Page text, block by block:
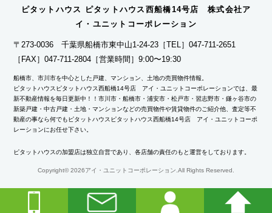
ピタットハウス ピタットハウス西船橋14号店 株式会社ア
イ・ユニットコーポレーション
〒273-0036 千葉県船橋市東中山1-24-23 ［TEL］047-711-2651
［FAX］047-711-2804 ［営業時間］9:00〜19:30
船橋市、市川市を中心とした戸建、マンション、土地の売買物件情報。
ピタットハウスピタットハウス西船橋14号店 アイ・ユニットコーポレーションでは、最
新不動産情報を毎日更新中！！市川市・船橋市・浦安市・松戸市・習志野市・鎌ヶ谷市の
新築戸建・中古戸建・土地・マンションなどの売買物件や賃貸物件のご紹介他、査定等不
動産の事なら何でもピタットハウスピタットハウス西船橋14号店 アイ・ユニットコーポ
レーションにお任せ下さい。
ピタットハウスの加盟店は独立自営であり、各店舗の責任のもと運営をしております。
Copyright©2026アイ・ユニットコーポレーション.All Rights Reserved.